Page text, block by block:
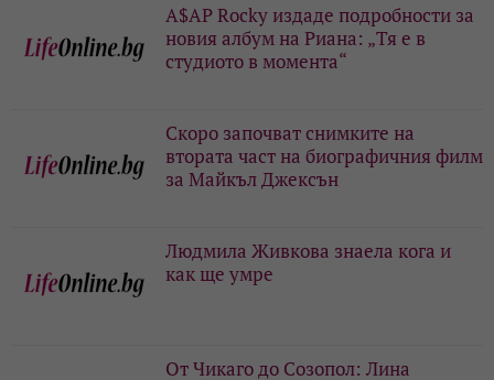
A$AP Rocky издаде подробности за
новия албум на Риана: „Тя е в
студиото в момента“
Скоро започват снимките на
втората част на биографичния филм
за Майкъл Джексън
Людмила Живкова знаела кога и
как ще умре
От Чикаго до Созопол: Лина